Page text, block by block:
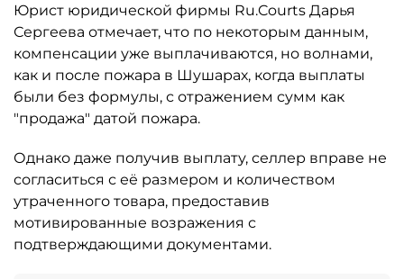
Юрист юридической фирмы Ru.Courts Дарья
Сергеева отмечает, что по некоторым данным,
компенсации уже выплачиваются, но волнами,
как и после пожара в Шушарах, когда выплаты
были без формулы, с отражением сумм как
"продажа" датой пожара.
Однако даже получив выплату, селлер вправе не
согласиться с её размером и количеством
утраченного товара, предоставив
мотивированные возражения с
подтверждающими документами.